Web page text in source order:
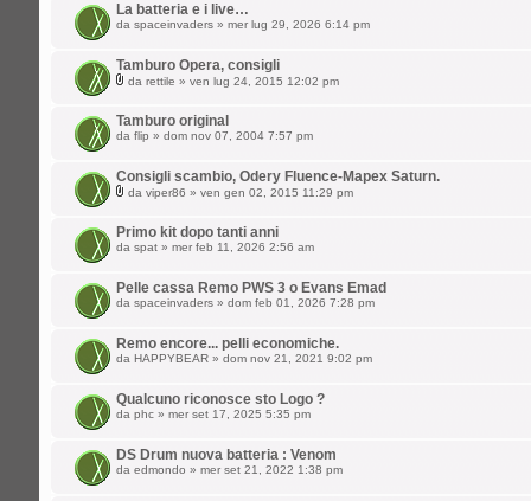
La batteria e i live…
da spaceinvaders » mer lug 29, 2026 6:14 pm
Tamburo Opera, consigli
da rettile » ven lug 24, 2015 12:02 pm
Tamburo original
da flip » dom nov 07, 2004 7:57 pm
Consigli scambio, Odery Fluence-Mapex Saturn.
da viper86 » ven gen 02, 2015 11:29 pm
Primo kit dopo tanti anni
da spat » mer feb 11, 2026 2:56 am
Pelle cassa Remo PWS 3 o Evans Emad
da spaceinvaders » dom feb 01, 2026 7:28 pm
Remo encore... pelli economiche.
da HAPPYBEAR » dom nov 21, 2021 9:02 pm
Qualcuno riconosce sto Logo ?
da phc » mer set 17, 2025 5:35 pm
DS Drum nuova batteria : Venom
da edmondo » mer set 21, 2022 1:38 pm